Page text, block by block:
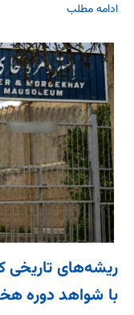
ادامه مطلب
ریشه‌های تاریخی
با شواهد دوره